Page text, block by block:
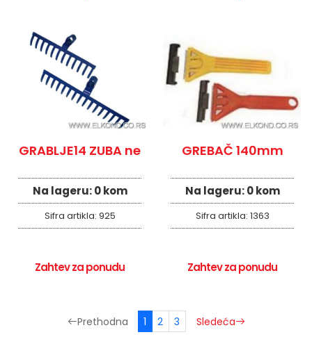
GRABLJE14 ZUBA ne
Na lageru:0 kom
Sifra artikla: 925
Zahtev za ponudu
GREBAČ 140mm
Na lageru:0 kom
Sifra artikla: 1363
Zahtev za ponudu
Prethodna 1 2 3 Sledeća